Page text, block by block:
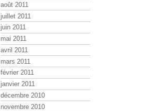
août 2011
juillet 2011
juin 2011
mai 2011
avril 2011
mars 2011
février 2011
janvier 2011
décembre 2010
novembre 2010